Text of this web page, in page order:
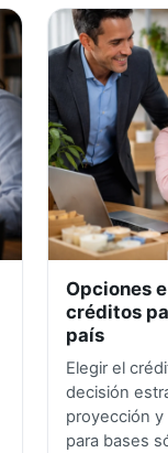
Opciones
créditos
país
Elegir el
decisión
proyección y
para bases